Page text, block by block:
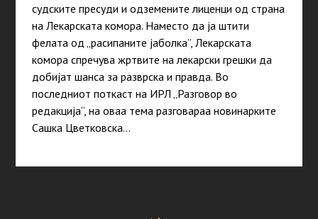
судските пресуди и одземените лиценци од страна
на Лекарската комора. Наместо да ја штити
фелата од „расипаните јаболка”, Лекарската
комора спречува жртвите на лекарски грешки да
добијат шанса за разврска и правда. Во
последниот поткаст на ИРЛ „Разговор во
редакција“, на оваа тема разговараа новинарките
Сашка Цветковска…